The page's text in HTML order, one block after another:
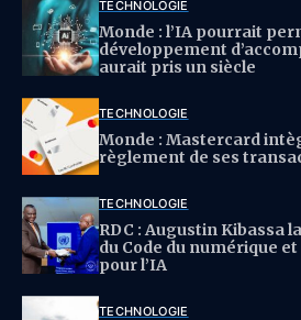
TECHNOLOGIE
Monde : l’IA pourrait
développement
aurait pris un siècle
TECHNOLOGIE
Monde : Mastercard
règlement de ses
TECHNOLOGIE
RDC : Augustin Kibassa
du Code du numérique
pour l’IA
TECHNOLOGIE